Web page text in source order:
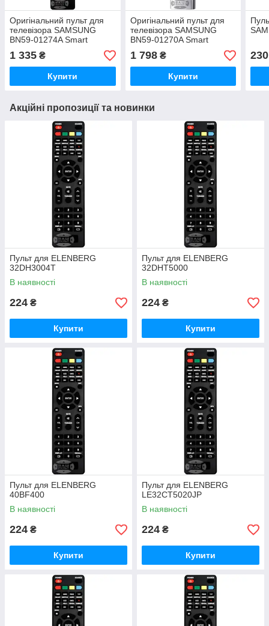
Оригінальний пульт для
телевізора SAMSUNG
BN59-01274A Smart
Control
1 335 ₴
Купити
Оригінальний пульт для
телевізора SAMSUNG
BN59-01270A Smart
Control
1 798₴
Купити
230
Акційні пропозиції та новинки
Пульт для ELENBERG
32DH3004T
В наявності
224 ₴
Купити
Пульт для ELENBERG
32DHT5000
В наявності
224 ₴
Купити
Пульт для ELENBERG
40BF400
В наявності
224 ₴
Купити
Пульт для ELENBERG
LE32CT5020JP
В наявності
224 ₴
Купити